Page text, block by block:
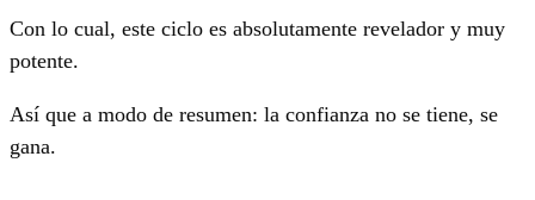
Con lo cual, este ciclo es absolutamente revelador y muy
potente.
Así que a modo de resumen: la confianza no se tiene, se
gana.